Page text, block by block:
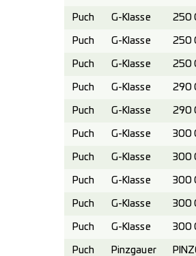
Puch G-Klasse 250
Puch G-Klasse 250
Puch G-Klasse 250
Puch G-Klasse 290
Puch G-Klasse 290
Puch G-Klasse 300
Puch G-Klasse 300
Puch G-Klasse 300
Puch G-Klasse 300
Puch G-Klasse 300
Puch Pinzgauer